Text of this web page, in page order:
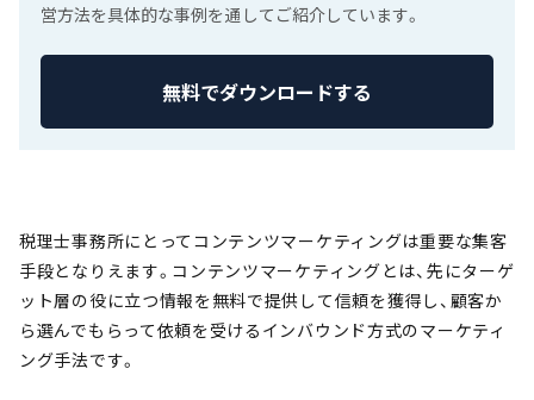
営方法を具体的な事例を通してご紹介しています。
無料でダウンロードする
税理士事務所にとってコンテンツマーケティングは重要な集客
手段となりえます。コンテンツマーケティングとは、先にターゲ
ット層の役に立つ情報を無料で提供して信頼を獲得し、顧客か
ら選んでもらって依頼を受けるインバウンド方式のマーケティ
ング手法です。